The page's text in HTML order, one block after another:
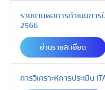
รายงานผลการดำเนินกา
2566
อ่านรายละเอียด
การวิเคราะห์การประเมิน